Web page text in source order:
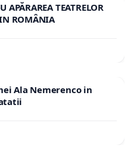
APĂRAREA TEATRELOR
ROMÂNIA
Ala Nemerenco in